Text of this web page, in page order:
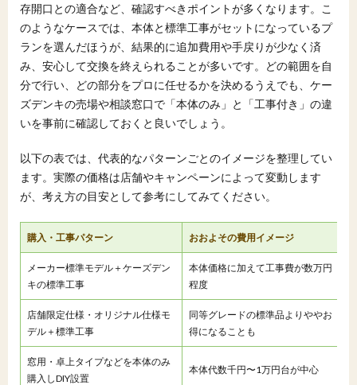
存開口との適合など、確認すべきポイントが多くなります。こ
のようなケースでは、本体と標準工事がセットになっているプ
ランを選んだほうが、結果的に追加費用や手戻りが少なく済
み、安心して交換を終えられることが多いです。どの範囲を自
分で行い、どの部分をプロに任せるかを決めるうえでも、ケー
ズデンキの売場や相談窓口で「本体のみ」と「工事付き」の違
いを事前に確認しておくと良いでしょう。
以下の表では、代表的なパターンごとのイメージを整理してい
ます。実際の価格は店舗やキャンペーンによって変動します
が、考え方の目安として参考にしてみてください。
購入・工事パターン おおよその費用イメージ
メーカー標準モデル＋ケーズデン
キの標準工事
本体価格に加えて工事費が数万円
程度
店舗限定仕様・オリジナル仕様モ
デル＋標準工事
同等グレードの標準品よりややお
得になることも
窓用・卓上タイプなどを本体のみ
購入しDIY設置
本体代数千円〜1万円台が中心